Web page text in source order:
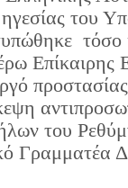
του
τόσο
Επίκαιρης
του
Γραμματέα